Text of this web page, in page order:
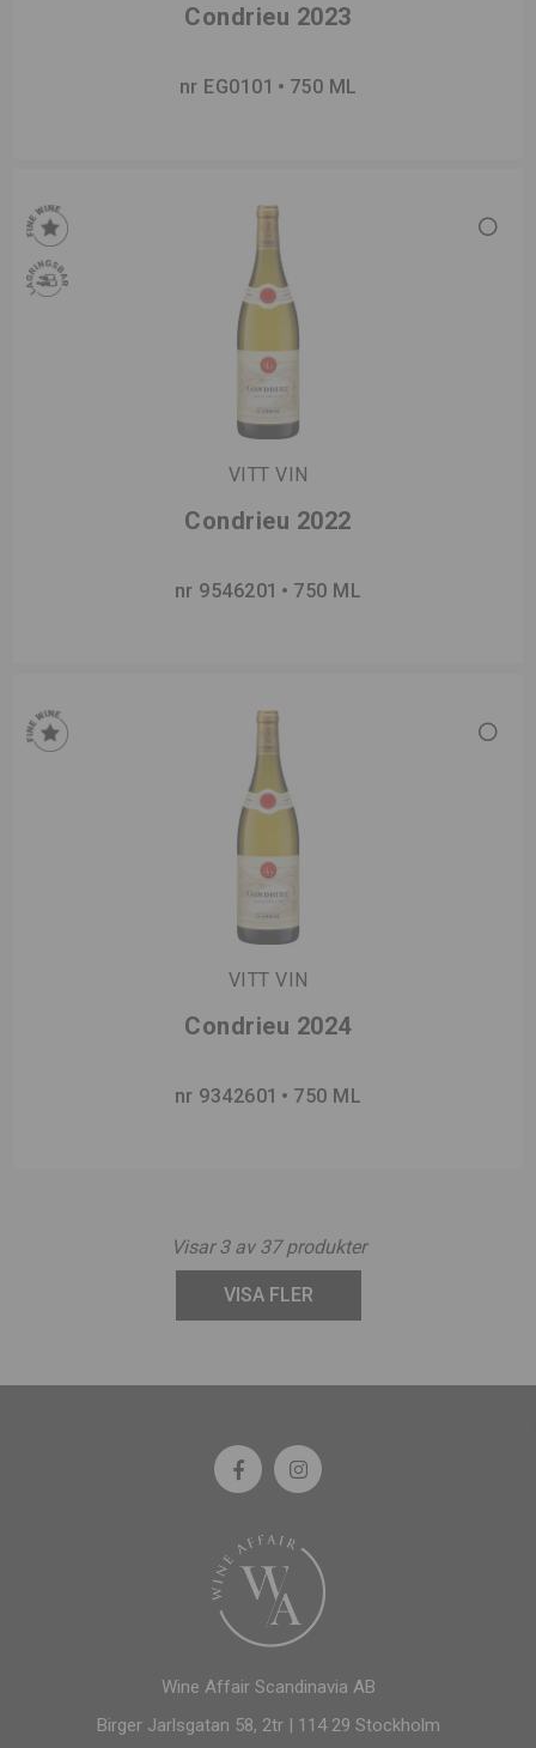
Condrieu 2023
nr EG0101 750 ML
VITT VIN
Condrieu 2022
nr 9546201 750 ML
VITT VIN
Condrieu 2024
nr 9342601 750 ML
Visar3av 37produkter
VISA FLER
Wine Affair Scandinavia AB
Birger Jarlsgatan 58, 2tr | 114 29 Stockholm